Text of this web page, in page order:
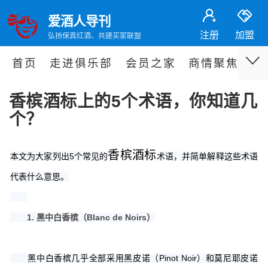
爱酒人导刊
弘扬保真红酒、共建买家联盟 注册 加盟
首页 走进俱乐部 会员之家 商情聚焦 专
香槟酒标上的5个术语，你知道几
个？
本文为大家列出5个常见的香槟酒标术语，并简单解释这些术语
代表什么意思。
1. 黑中白香槟（Blanc de Noirs）
黑中白香槟几乎全部采用黑皮诺（Pinot Noir）和莫尼耶皮诺